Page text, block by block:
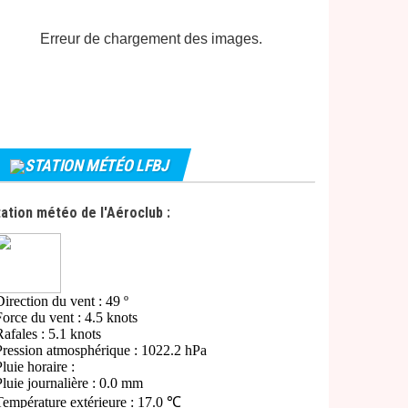
Erreur de chargement des images.
STATION MÉTÉO LFBJ
météo de l'Aéroclub :